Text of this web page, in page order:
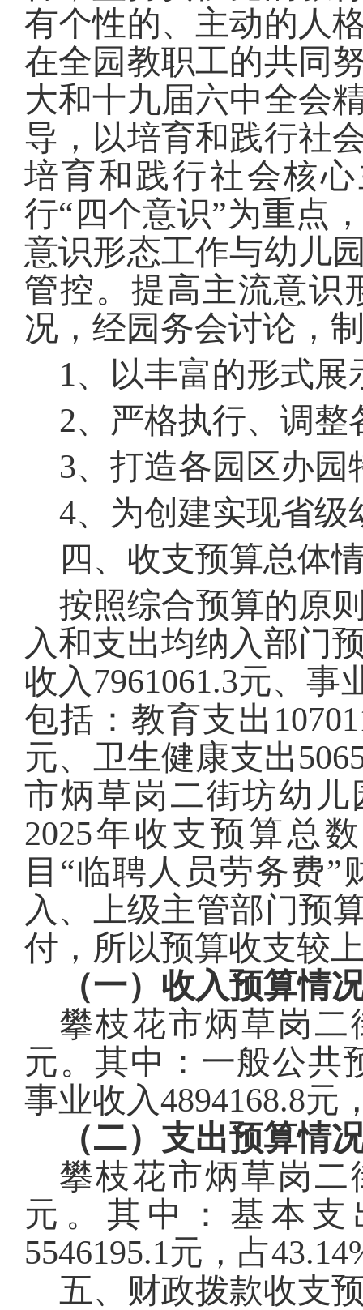
有个性的、主动的人
在全园教职工的共同
大和十九届六中全会
导，以培育和践行社
培育和践行社会核
行“四个意识”为重点
意识形态工作与幼儿
管控。提高主流意识
况，经园务会讨论，
1、以丰富的形式展
2、严格执行、调整
3、打造各园区办园
4、为创建实现省级
四、收支预算总体
按照综合预算的原
入和支出均纳入部门
收入 7961061.3元、事
包括： 教育支出
元、卫生健康支出
市炳草岗二街坊幼儿
2025年收支预算总
目 “临聘人员劳务费”
入、上级主管部门预
付，所以预算收支较
（一）收入预算情
攀枝花市炳草岗二
元。其中：一般公共
事业收入4894168.8元
（二）支出预算情
攀枝花市炳草岗二
元。其中：基本支
5546195.1元，占43.14
五、财政拨款收支